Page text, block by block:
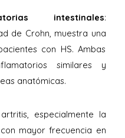
intestinales:
de Crohn, muestra una
con HS. Ambas
similares y
anatómicas.
especialmente la
mayor frecuencia en